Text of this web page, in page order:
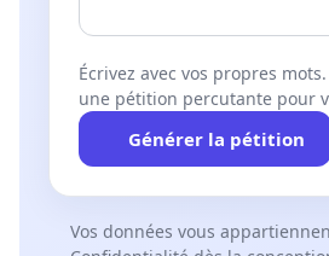
Écrivez avec vos propres mots.
une pétition percutante pour
Générer la pétition
Vos données vous